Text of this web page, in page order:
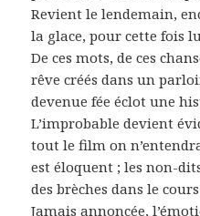
Revient le lendemain,
la glace, pour cette fois
De ces mots, de ces
rêve créés dans un
devenue fée éclot une
L’improbable devient
tout le film on
est éloquent ; les non-
des brèches dans le
Jamais annoncée,